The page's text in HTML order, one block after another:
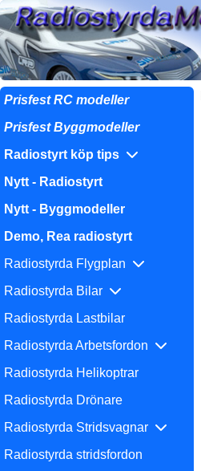
Prisfest RC modeller
Prisfest Byggmodeller
Radiostyrt köp tips
Nytt - Radiostyrt
Nytt - Byggmodeller
Demo, Rea radiostyrt
Radiostyrda Flygplan
Radiostyrda Bilar
Radiostyrda Lastbilar
Radiostyrda Arbetsfordon
Radiostyrda Helikoptrar
Radiostyrda Drönare
Radiostyrda Stridsvagnar
Radiostyrda stridsfordon